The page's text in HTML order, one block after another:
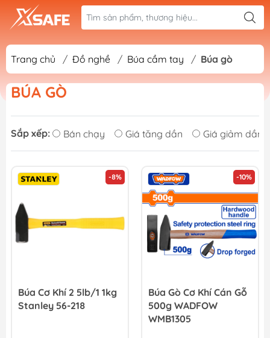
Trang chủ / Đồ nghề / Búa cầm tay / Búa gò
BÚA GÒ
Sắp xếp: Bán chạy Giá tăng dần Giá giảm dần
-8%
Búa Cơ Khí 2 5lb/1 1kg
Stanley 56-218
-10%
Búa Gò Cơ Khí Cán Gỗ
500g WADFOW
WMB1305